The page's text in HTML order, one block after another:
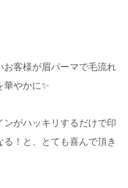
客様が眉パーマで毛流れ
華やかに✨
ンがハッキリするだけで印
！と、とても喜んで頂き